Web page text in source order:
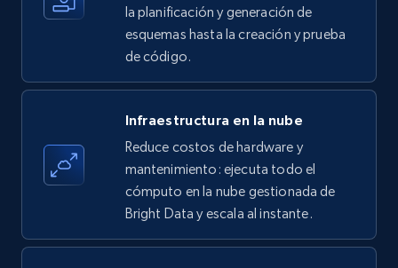
LinkedIn company information
ID, Name, Country code, Locations, Followers,
33.6K+ 3.5K+ Prueba gratuita
la planificación y generación de
esquemas hasta la creación y prueba
de código.
Infraestructura en la nube
Reduce costos de hardware y
mantenimiento: ejecuta todo el
cómputo en la nube gestionada de
Bright Data y escala al instante.